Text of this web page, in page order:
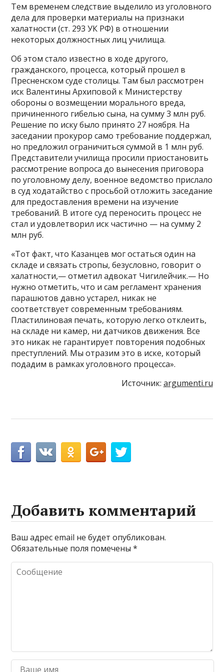
Тем временем следствие выделило из уголовного
дела для проверки материалы на признаки
халатности (ст. 293 УК РФ) в отношении
некоторых должностных лиц училища.
Об этом стало известно в ходе другого,
гражданского, процесса, который прошел в
Пресненском суде столицы. Там был рассмотрен
иск Валентины Архиповой к Министерству
обороны о возмещении морального вреда,
причиненного гибелью сына, на сумму 3 млн руб.
Решение по иску было принято 27 ноября. На
заседании прокурор само требование поддержал,
но предложил ограничиться суммой в 1 млн руб.
Представители училища просили приостановить
рассмотрение вопроса до вынесения приговора
по уголовному делу, военное ведомство прислало
в суд ходатайство с просьбой отложить заседание
для предоставления времени на изучение
требований. В итоге суд переносить процесс не
стал и удовлетворил иск частично — на сумму 2
млн руб.
«Тот факт, что Казанцев мог остаться один на
складе и связать стропы, безусловно, говорит о
халатности,— отметил адвокат Чигилейчик.— Но
нужно отметить, что и сам регламент хранения
парашютов давно устарел, никак не
соответствует современным требованиям.
Пластилиновая печать, которую легко отклеить,
на складе ни камер, ни датчиков движения. Все
это никак не гарантирует повторения подобных
преступлений. Мы отразим это в иске, который
подадим в рамках уголовного процесса».
Источник: argumenti.ru
Добавить комментарий
Ваш адрес email не будет опубликован.
Обязательные поля помечены*